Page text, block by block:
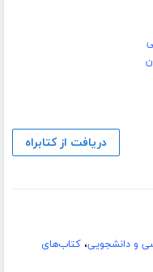
دریافت از کتابراه
و دانشجویی،کتاب‌های